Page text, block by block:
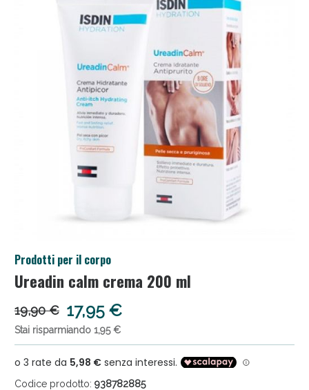
Prodotti per il corpo
Ureadin calm crema 200 ml
19,90 € 17,95 €
Stai risparmiando 1,95 €
Codice prodotto: 938782885
Drenanti e Pancia Piatta: Sconti fino al 55% validi
solo per OGGI!
Salini e Multivitaminici: oggi Sconto extra fino al